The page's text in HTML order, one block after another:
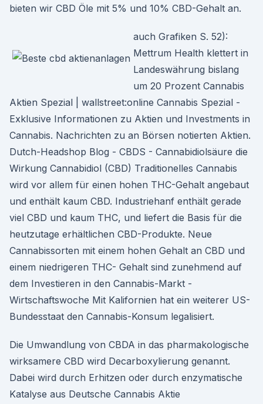
bieten wir CBD Öle mit 5% und 10% CBD-Gehalt an.
auch Grafiken S. 52):
Mettrum Health klettert in
Landeswährung bislang
um 20 Prozent Cannabis
Aktien Spezial | wallstreet:online Cannabis Spezial -
Exklusive Informationen zu Aktien und Investments in
Cannabis. Nachrichten zu an Börsen notierten Aktien.
Dutch-Headshop Blog - CBDS - Cannabidiolsäure die
Wirkung Cannabidiol (CBD) Traditionelles Cannabis
wird vor allem für einen hohen THC-Gehalt angebaut
und enthält kaum CBD. Industriehanf enthält gerade
viel CBD und kaum THC, und liefert die Basis für die
heutzutage erhältlichen CBD-Produkte. Neue
Cannabissorten mit einem hohen Gehalt an CBD und
einem niedrigeren THC- Gehalt sind zunehmend auf
dem Investieren in den Cannabis-Markt -
Wirtschaftswoche Mit Kalifornien hat ein weiterer US-
Bundesstaat den Cannabis-Konsum legalisiert.
Die Umwandlung von CBDA in das pharmakologische
wirksamere CBD wird Decarboxylierung genannt.
Dabei wird durch Erhitzen oder durch enzymatische
Katalyse aus Deutsche Cannabis Aktie